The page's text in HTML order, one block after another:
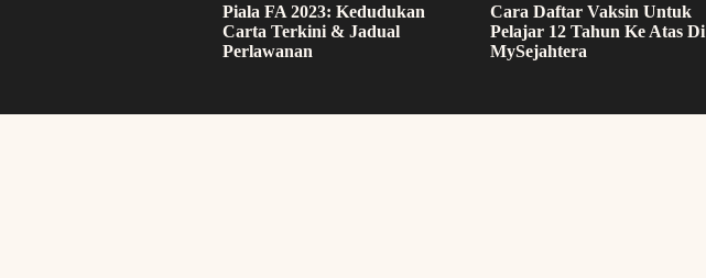
Piala FA 2023: Kedudukan
Carta Terkini & Jadual
Perlawanan
Cara Daftar Vaksin Untuk
Pelajar 12 Tahun Ke Atas Di
MySejahtera